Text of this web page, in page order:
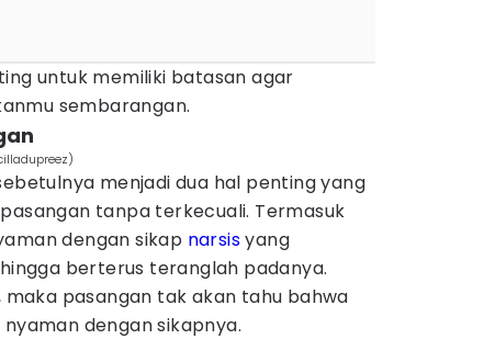
untuk memiliki batasan agar
sembarangan.
menjadi dua hal penting yang
tanpa terkecuali. Termasuk
dengan sikap narsisyang
berterus teranglah padanya.
pasangan tak akan tahu bahwa
dengan sikapnya.